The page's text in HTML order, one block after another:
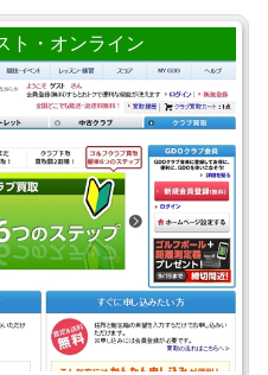
ト・オンライン